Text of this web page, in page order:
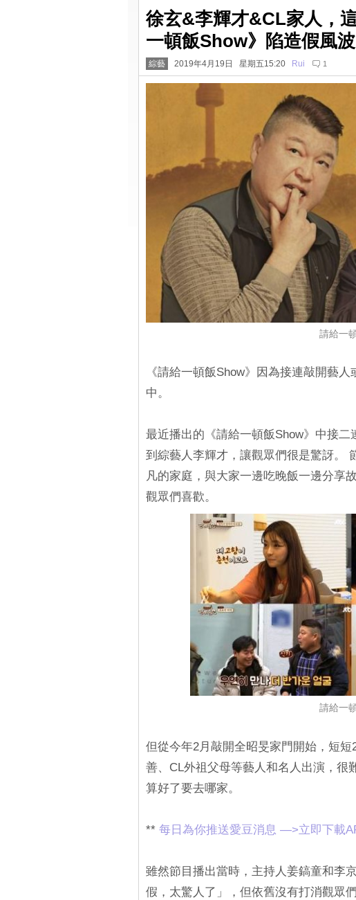
徐玄&李輝才&CL家人，
一頓飯Show》陷造假風波
綜藝 2019年4月19日 星期五15:20 Rui 1
請給一
《請給一頓飯Show》因為接連敲開藝
中。
最近播出的《請給一頓飯Show》中接
到綜藝人李輝才，讓觀眾們很是驚訝。
凡的家庭，與大家一邊吃晚飯一邊分享
觀眾們喜歡。
請給一
但從今年2月敲開全昭旻家門開始，短
善、CL外祖父母等藝人和名人出演，很
算好了要去哪家。
** 每日為你推送愛豆消息 —>立即下載
雖然節目播出當時，主持人姜鎬童和李
假，太驚人了」，但依舊沒有打消觀眾